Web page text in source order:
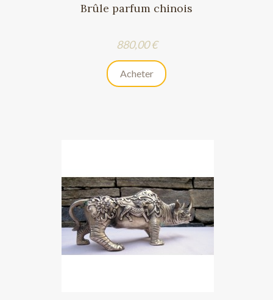
Brûle parfum chinois
Prix
880,00 €
Acheter